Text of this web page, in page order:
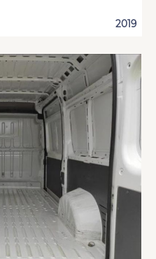
2019